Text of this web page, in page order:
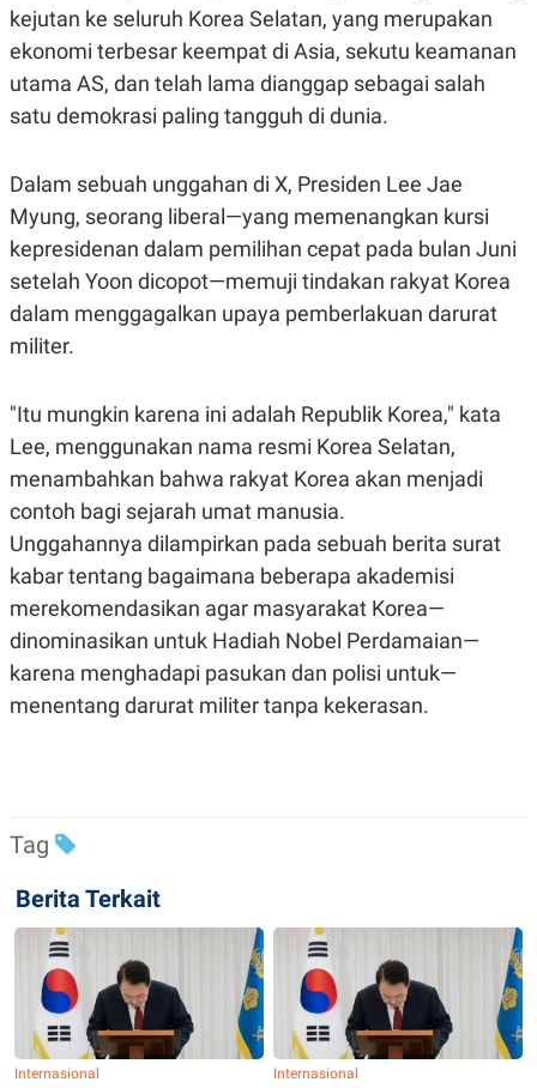
PRIVACY
POLICY
kejutan ke seluruh Korea Selatan, yang merupakan
ekonomi terbesar keempat di Asia, sekutu keamanan
utama AS, dan telah lama dianggap sebagai salah
satu demokrasi paling tangguh di dunia.
Dalam sebuah unggahan di X, Presiden Lee Jae
Myung, seorang liberal—yang memenangkan kursi
kepresidenan dalam pemilihan cepat pada bulan Juni
setelah Yoon dicopot—memuji tindakan rakyat Korea
dalam menggagalkan upaya pemberlakuan darurat
militer.
"Itu mungkin karena ini adalah Republik Korea," kata
Lee, menggunakan nama resmi Korea Selatan,
menambahkan bahwa rakyat Korea akan menjadi
contoh bagi sejarah umat manusia.
Unggahannya dilampirkan pada sebuah berita surat
kabar tentang bagaimana beberapa akademisi
merekomendasikan agar masyarakat Korea—
dinominasikan untuk Hadiah Nobel Perdamaian—
karena menghadapi pasukan dan polisi untuk—
menentang darurat militer tanpa kekerasan.
Tag
Berita Terkait
Internasional Internasional